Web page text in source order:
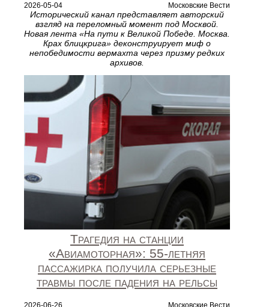
2026-05-04 Московские Вести
Исторический канал представляет авторский
взгляд на переломный момент под Москвой.
Новая лента «На пути к Великой Победе. Москва.
Крах блицкрига» деконструирует миф о
непобедимости вермахта через призму редких
архивов.
Трагедия на станции
«Авиамоторная»: 55‑летняя
пассажирка получила серьезные
травмы после падения на рельсы